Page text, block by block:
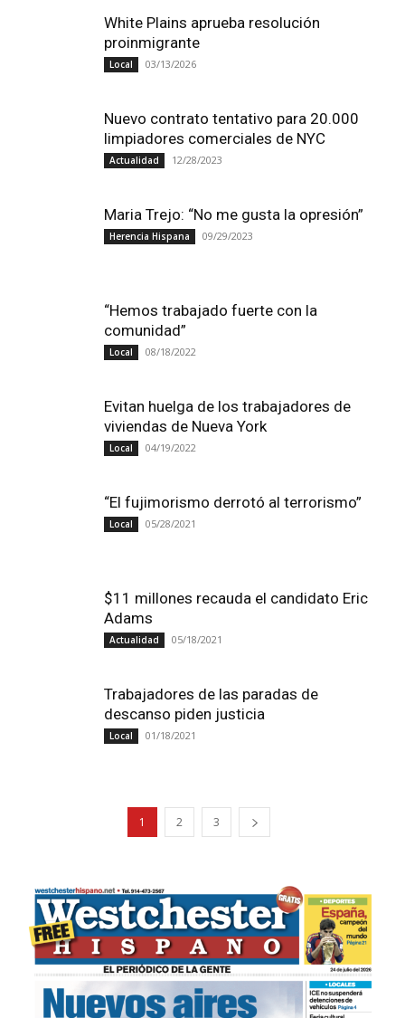
White Plains aprueba resolución
proinmigrante
Local 03/13/2026
Nuevo contrato tentativo para 20.000
limpiadores comerciales de NYC
Actualidad 12/28/2023
Maria Trejo: “No me gusta la opresión”
Herencia Hispana 09/29/2023
“Hemos trabajado fuerte con la
comunidad”
Local 08/18/2022
Evitan huelga de los trabajadores de
viviendas de Nueva York
Local 04/19/2022
“El fujimorismo derrotó al terrorismo”
Local 05/28/2021
$11 millones recauda el candidato Eric
Adams
Actualidad 05/18/2021
Trabajadores de las paradas de
descanso piden justicia
Local 01/18/2021
1 2 3